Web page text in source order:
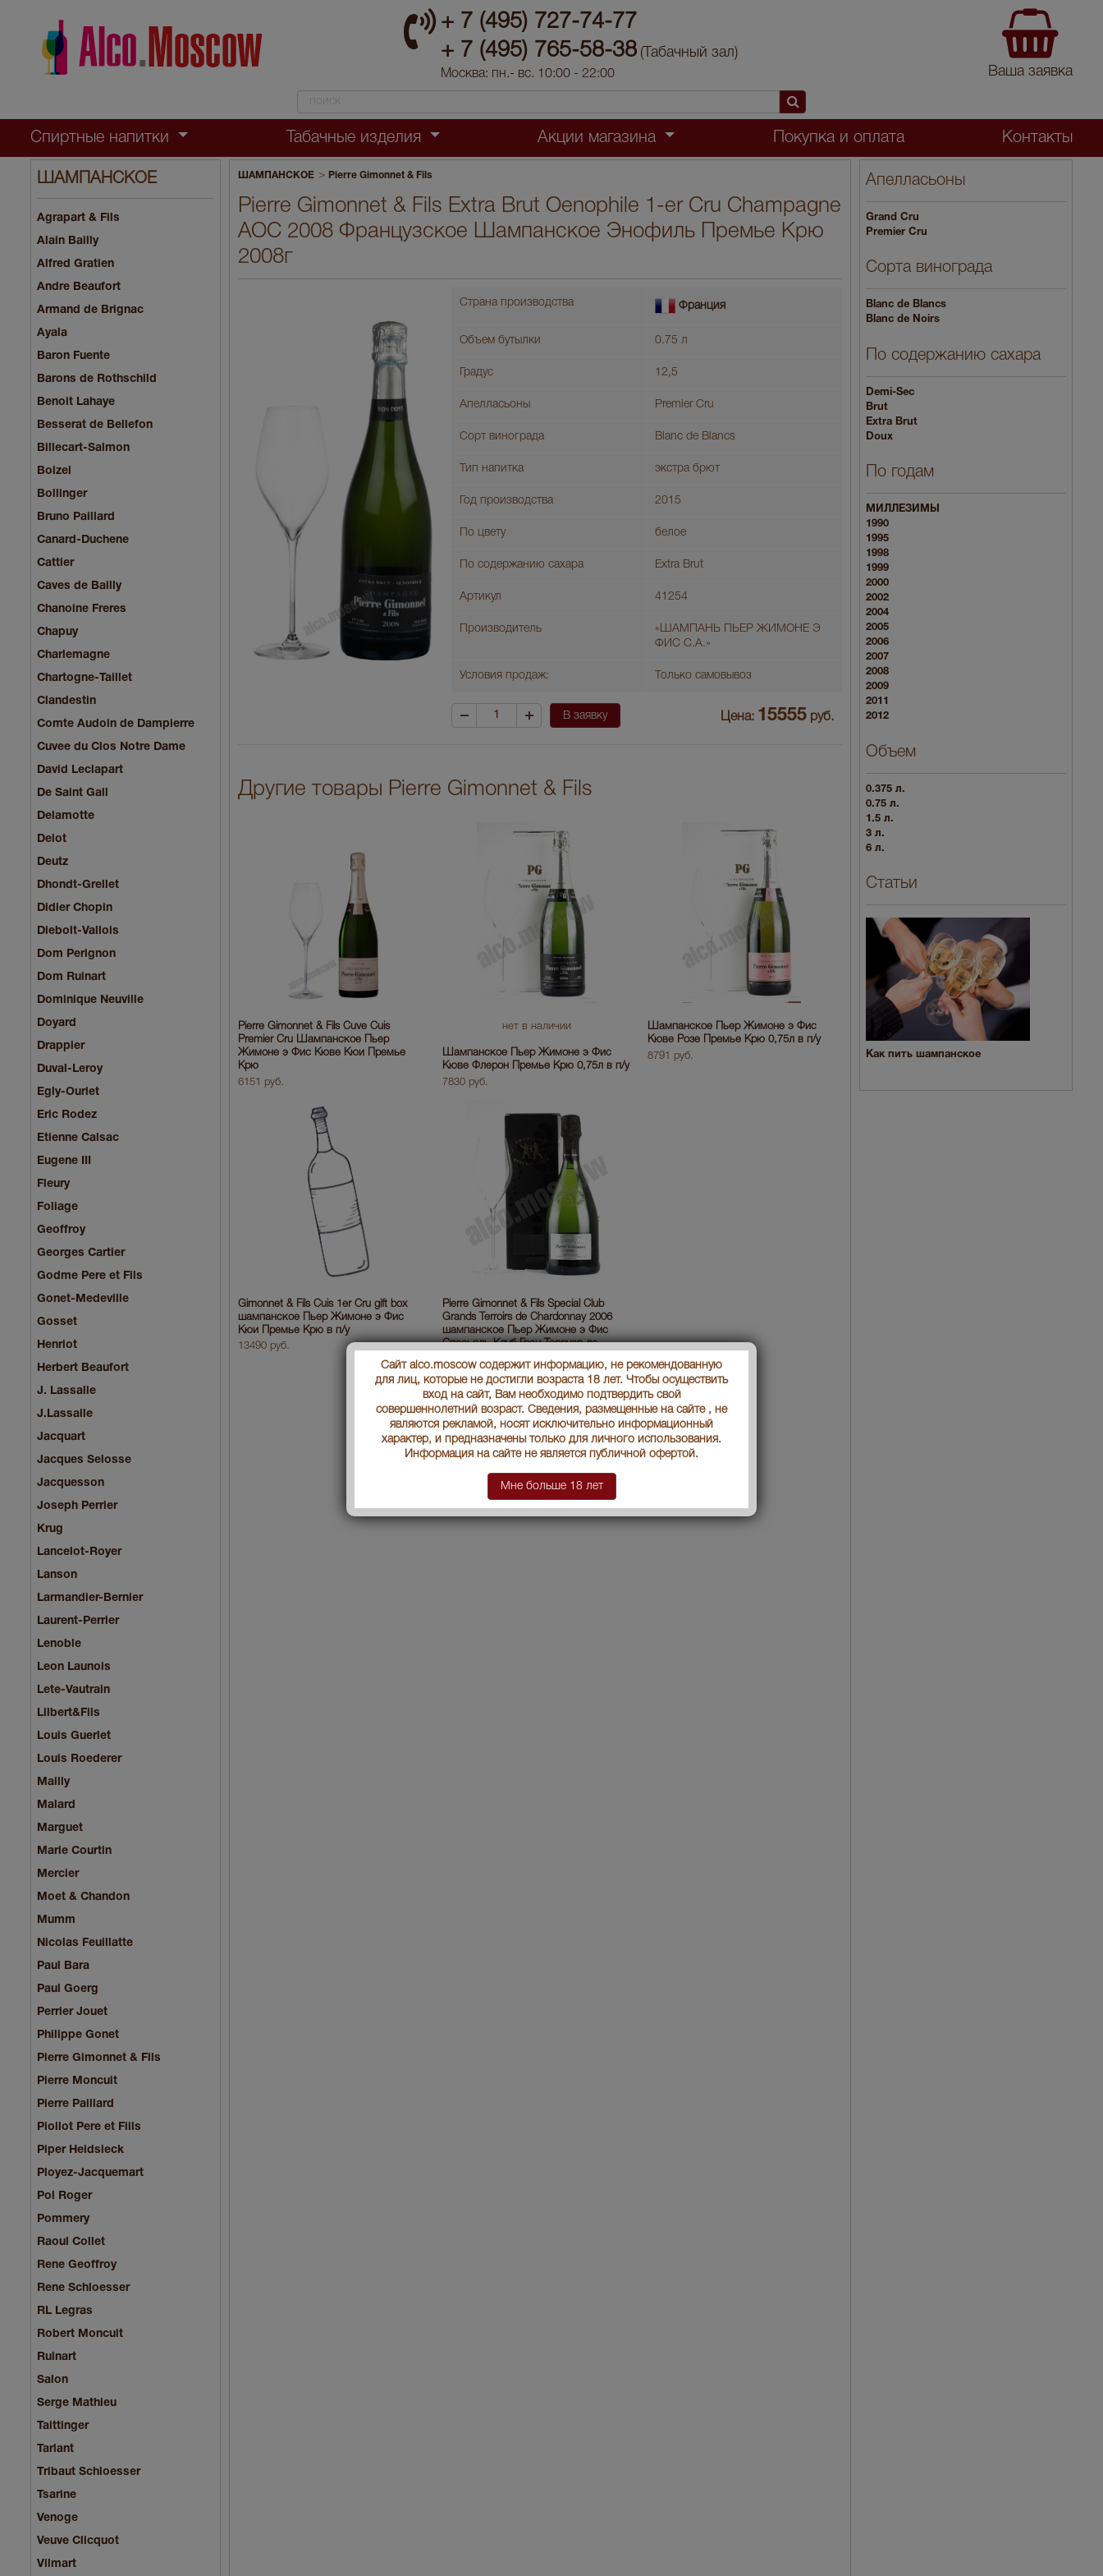
+ 7 (495) 727-74-77
+ 7 (495) 765-58-38 (Табачный зал)
Москва: пн.- вс. 10:00 - 22:00 Ваша заявка
Спиртные напитки Табачные изделия Акции магазина Покупка и оплата Контакты
ШАМПАНСКОЕ
Agrapart & Fils
Alain Bailly
Alfred Gratien
Andre Beaufort
Armand de Brignac
Ayala
Baron Fuente
Barons de Rothschild
Benoit Lahaye
Besserat de Bellefon
Billecart-Salmon
Boizel
Bollinger
Bruno Paillard
Canard-Duchene
Cattier
Caves de Bailly
Chanoine Freres
Chapuy
Charlemagne
Chartogne-Taillet
Clandestin
Comte Audoin de Dampierre
Cuvee du Clos Notre Dame
David Leclapart
De Saint Gall
Delamotte
Delot
Deutz
Dhondt-Grellet
Didier Chopin
Diebolt-Vallois
Dom Perignon
Dom Ruinart
Dominique Neuville
Doyard
Drappier
Duval-Leroy
Egly-Ouriet
Eric Rodez
Etienne Calsac
Eugene III
Fleury
Foliage
Geoffroy
Georges Cartier
Godme Pere et Fils
Gonet-Medeville
Gosset
Henriot
Herbert Beaufort
J. Lassalle
J.Lassalle
Jacquart
Jacques Selosse
Jacquesson
Joseph Perrier
Krug
Lancelot-Royer
Lanson
Larmandier-Bernier
Laurent-Perrier
Lenoble
Leon Launois
Lete-Vautrain
Lilbert&Fils
Louis Guerlet
Louis Roederer
Mailly
Malard
Marguet
Marie Courtin
Mercier
Moet & Chandon
Mumm
Nicolas Feuillatte
Paul Bara
Paul Goerg
Perrier Jouet
Philippe Gonet
Pierre Gimonnet & Fils
Pierre Moncuit
Pierre Paillard
Piollot Pere et Fiils
Piper Heidsieck
Ployez-Jacquemart
Pol Roger
Pommery
Raoul Collet
Rene Geoffroy
Rene Schloesser
RL Legras
Robert Moncuit
Ruinart
Salon
Serge Mathieu
Taittinger
Tarlant
Tribaut Schloesser
Tsarine
Venoge
Veuve Clicquot
Vilmart
ШАМПАНСКОЕ > Pierre Gimonnet & Fils
Pierre Gimonnet & Fils Extra Brut Oenophile 1-er Cru Champagne
AOC 2008 Французское Шампанское Энофиль Премье Крю
2008г
Страна производства Франция
Объем бутылки 0.75 л
Градус 12,5
Апелласьоны Premier Cru
Сорт винограда Blanc de Blancs
Тип напитка экстра брют
Год производства 2015
По цвету белое
По содержанию сахара Extra Brut
Артикул 41254
Производитель
«ШАМПАНЬ ПЬЕР ЖИМОНЕ Э
ФИС С.А.»
Условия продаж: Только самовывоз
В заявку Цена: 15555 руб.
Другие товары Pierre Gimonnet & Fils
Pierre Gimonnet & Fils Cuve Cuis
Premier Cru Шампанское Пьер
Жимоне э Фис Кюве Кюи Премье
Крю
6151 руб.
нет в наличии
Шампанское Пьер Жимоне э Фис
Кюве Флерон Премье Крю 0,75л в п/у
7830 руб.
Шампанское Пьер Жимоне э Фис
Кюве Розе Премье Крю 0,75л в п/у
8791 руб.
Gimonnet & Fils Cuis 1er Cru gift box
шампанское Пьер Жимоне э Фис
Кюи Премье Крю в п/у
13490 руб.
Pierre Gimonnet & Fils Special Club
Grands Terroirs de Chardonnay 2006
шампанское Пьер Жимоне э Фис
Спесьяль Клуб Гран Терруар де
26490 руб.
Апелласьоны
Grand Cru
Premier Cru
Сорта винограда
Blanc de Blancs
Blanc de Noirs
По содержанию сахара
Demi-Sec
Brut
Extra Brut
Doux
По годам
МИЛЛЕЗИМЫ
1990
1995
1998
1999
2000
2002
2004
2005
2006
2007
2008
2009
2011
2012
Объем
0.375 л.
0.75 л.
1.5 л.
3 л.
6 л.
Статьи
Как пить шампанское
Сайт alco.moscow содержит информацию, не рекомендованную
для лиц, которые не достигли возраста 18 лет. Чтобы осуществить
вход на сайт, Вам необходимо подтвердить свой
совершеннолетний возраст. Сведения, размещенные на сайте , не
являются рекламой, носят исключительно информационный
характер, и предназначены только для личного использования.
Информация на сайте не является публичной офертой.
Мне больше 18 лет